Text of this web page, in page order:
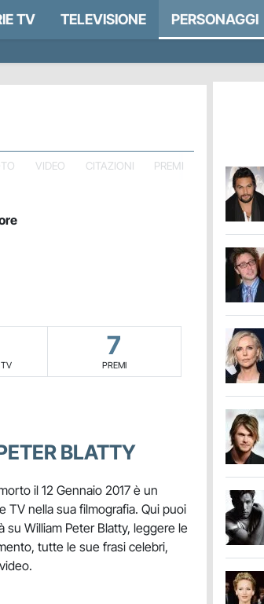
TV TELEVISIONE PERSONAGGI
VIDEO CITAZIONI PREMI
TV
7
PREMI
BLATTY
il 12 Gennaio 2017 è un
TV nella sua filmografia. Qui puoi
su William Peter Blatty, leggere le
tutte le sue frasi celebri,